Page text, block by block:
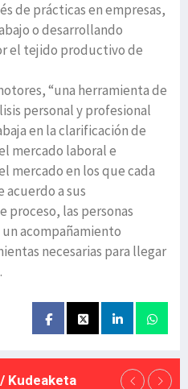
de prácticas en empresas,
o desarrollando
el tejido productivo de
“una herramienta de
personal y profesional
en la clarificación de
mercado laboral e
mercado en los que cada
acuerdo a sus
proceso, las personas
acompañamiento
necesarias para llegar
Kudeaketa